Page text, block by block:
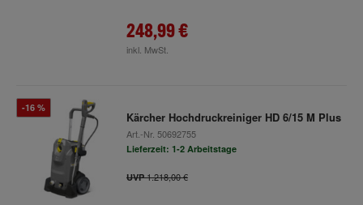
248,99 €
inkl. MwSt.
-16 %
Kärcher Hochdruckreiniger HD 6/15 M Plus
Art.-Nr. 50692755
Lieferzeit: 1-2 Arbeitstage
UVP1.218,00 €